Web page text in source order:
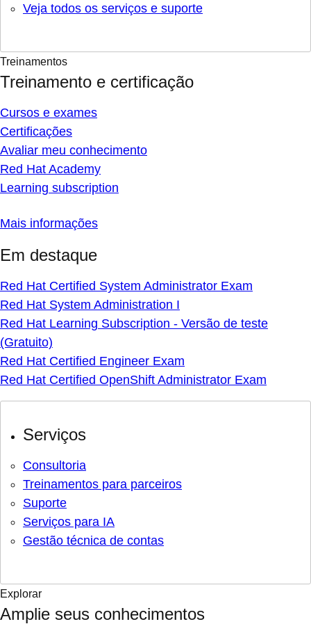
Veja todos os serviços e suporte
Treinamentos
Treinamento e certificação
Cursos e exames
Certificações
Avaliar meu conhecimento
Red Hat Academy
Learning subscription
Mais informações
Em destaque
Red Hat Certified System Administrator Exam
Red Hat System Administration I
Red Hat Learning Subscription - Versão de teste
(Gratuito)
Red Hat Certified Engineer Exam
Red Hat Certified OpenShift Administrator Exam
Serviços
Consultoria
Treinamentos para parceiros
Suporte
Serviços para IA
Gestão técnica de contas
Explorar
Amplie seus conhecimentos